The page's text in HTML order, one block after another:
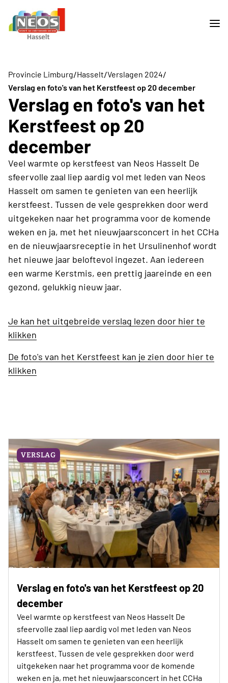
Provincie Limburg/Hasselt/Verslagen 2024/
Verslag en foto's van het Kerstfeest op 20 december
Verslag en foto's van het
Kerstfeest op 20
december
Veel warmte op kerstfeest van Neos Hasselt De
sfeervolle zaal liep aardig vol met leden van Neos
Hasselt om samen te genieten van een heerlijk
kerstfeest. Tussen de vele gesprekken door werd
uitgekeken naar het programma voor de komende
weken en ja, met het nieuwjaarsconcert in het CCHa
en de nieuwjaarsreceptie in het Ursulinenhof wordt
het nieuwe jaar beloftevol ingezet. Aan iedereen
een warme Kerstmis, een prettig jaareinde en een
gezond, gelukkig nieuw jaar.
Je kan het uitgebreide verslag lezen door hier te
klikken
De foto's van het Kerstfeest kan je zien door hier te
klikken
VERSLAG
Verslag en foto's van het Kerstfeest op 20
december
Veel warmte op kerstfeest van Neos Hasselt De
sfeervolle zaal liep aardig vol met leden van Neos
Hasselt om samen te genieten van een heerlijk
kerstfeest. Tussen de vele gesprekken door werd
uitgekeken naar het programma voor de komende
weken en ja, met het nieuwjaarsconcert in het CCHa